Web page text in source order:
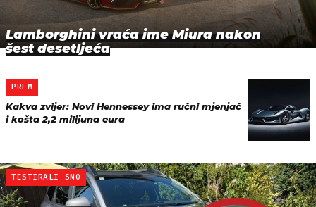
Lamborghini vraća ime Miura nakon
šest desetljeća
PREM
Kakva zvijer: Novi Hennessey ima ručni mjenjač
i košta 2,2 milijuna eura
TESTIRALI SMO